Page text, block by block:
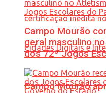
Campo Mourão
Campo Mourão
geral masculino
dos 72º Jogos